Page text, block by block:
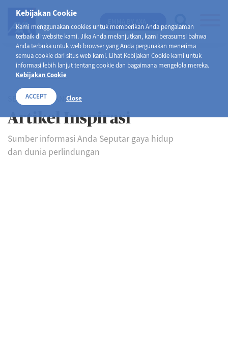
Kebijakan Cookie
Kami menggunakan cookies untuk memberikan Anda pengalaman
terbaik di website kami. Jika Anda melanjutkan, kami berasumsi bahwa
Anda terbuka untuk web browser yang Anda pergunakan menerima
semua cookie dari situs web kami. Lihat Kebijakan Cookie kami untuk
informasi lebih lanjut tentang cookie dan bagaimana mengelola mereka.
Kebijakan Cookie
ACCEPT Close
SELAMAT DATANG DI
Artikel Inspirasi
Sumber informasi Anda Seputar gaya hidup
dan dunia perlindungan